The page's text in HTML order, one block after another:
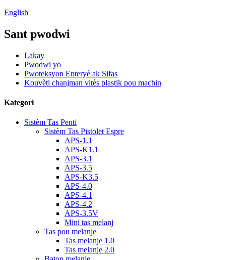
English
Sant pwodwi
Lakay
Pwodwi yo
Pwoteksyon Enteryè ak Sifas
Kouvèti chanjman vitès plastik pou machin
Kategori
Sistèm Tas Penti
Sistèm Tas Pistolet Espre
APS-1.1
APS-K1.1
APS-3.1
APS-3.5
APS-K3.5
APS-4.0
APS-4.1
APS-4.2
APS-3.5V
Mini tas melanj
Tas pou melanje
Tas melanje 1.0
Tas melanje 2.0